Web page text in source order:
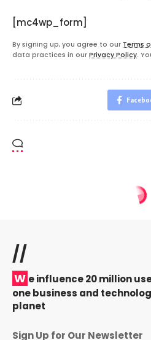
[mc4wp_form]
By signing up, you agree to our Terms
data practices in our Privacy Policy.
//
W e influence 20 million
one business and
planet
Sign Up for Our Newsletter